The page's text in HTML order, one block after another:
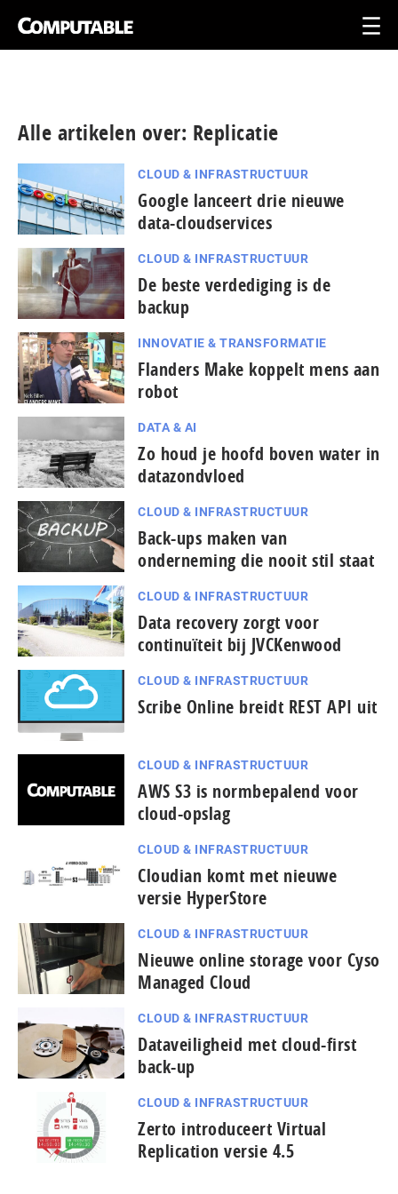
Alle artikelen over: Replicatie
CLOUD & INFRASTRUCTUUR
Google lanceert drie nieuwe
data-cloudservices
CLOUD & INFRASTRUCTUUR
De beste verdediging is de
backup
INNOVATIE & TRANSFORMATIE
Flanders Make koppelt mens aan
robot
DATA & AI
Zo houd je hoofd boven water in
datazondvloed
CLOUD & INFRASTRUCTUUR
Back-ups maken van
onderneming die nooit stil staat
CLOUD & INFRASTRUCTUUR
Data recovery zorgt voor
continuïteit bij JVCKenwood
CLOUD & INFRASTRUCTUUR
Scribe Online breidt REST API uit
CLOUD & INFRASTRUCTUUR
AWS S3 is normbepalend voor
cloud-opslag
CLOUD & INFRASTRUCTUUR
Cloudian komt met nieuwe
versie HyperStore
CLOUD & INFRASTRUCTUUR
Nieuwe online storage voor Cyso
Managed Cloud
CLOUD & INFRASTRUCTUUR
Dataveiligheid met cloud-first
back-up
CLOUD & INFRASTRUCTUUR
Zerto introduceert Virtual
Replication versie 4.5
vorige
pagina